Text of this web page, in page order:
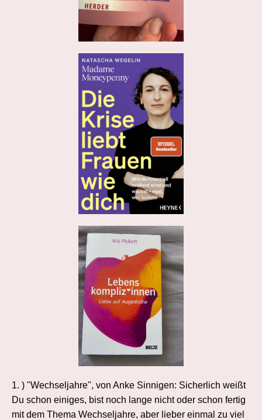
1. ) "Wechseljahre", von Anke Sinnigen: Sicherlich weißt
Du schon einiges, bist noch lange nicht oder schon fertig
mit dem Thema Wechseljahre, aber lieber einmal zu viel